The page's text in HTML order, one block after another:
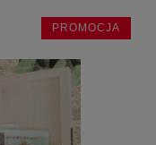
PROMOCJA